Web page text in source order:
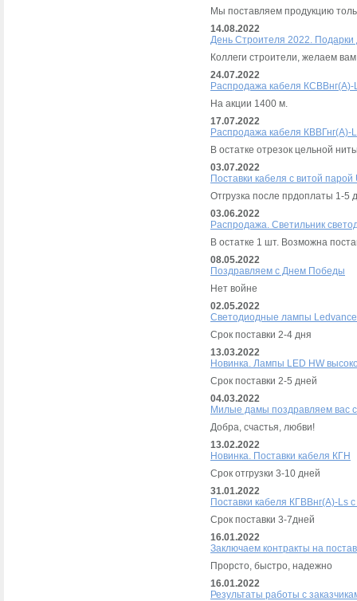
Мы поставляем продукцию
14.08.2022
День Строителя 2022.
Коллеги строители, желаем
24.07.2022
Распродажа кабеля КСВВнг(А)-
На акции 1400 м.
17.07.2022
Распродажа кабеля КВВГнг(А)-
В остатке отрезок цельной
03.07.2022
Поставки кабеля с витой парой
Отгрузка после прдоплаты 1-5
03.06.2022
Распродажа. Светильник
В остатке 1 шт. Возможна
08.05.2022
Поздравляем с Днем Победы
Нет войне
02.05.2022
Светодиодные лампы
Срок поставки 2-4 дня
13.03.2022
Новинка. Лампы LED HW
Срок поставки 2-5 дней
04.03.2022
Милые дамы поздравляем вас
Добра, счастья, любви!
13.02.2022
Новинка. Поставки кабеля КГН
Срок отгрузки 3-10 дней
31.01.2022
Поставки кабеля КГВВнг(А)-Ls
Срок поставки 3-7дней
16.01.2022
Заключаем контракты на
Прорсто, быстро, надежно
16.01.2022
Результаты работы с